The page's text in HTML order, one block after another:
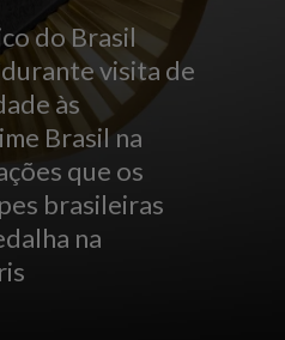
do Brasil
visita de
às
Brasil na
que os
brasileiras
na